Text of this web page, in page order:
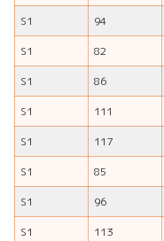
S1
94
S1
82
S1
86
S1
111
S1
117
S1
85
S1
96
S1
113